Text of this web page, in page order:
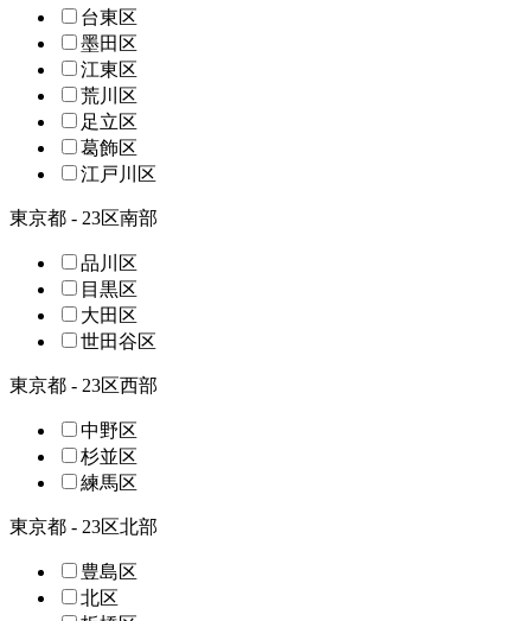
台東区
墨田区
江東区
荒川区
足立区
葛飾区
江戸川区
東京都 - 23区南部
品川区
目黒区
大田区
世田谷区
東京都 - 23区西部
中野区
杉並区
練馬区
東京都 - 23区北部
豊島区
北区